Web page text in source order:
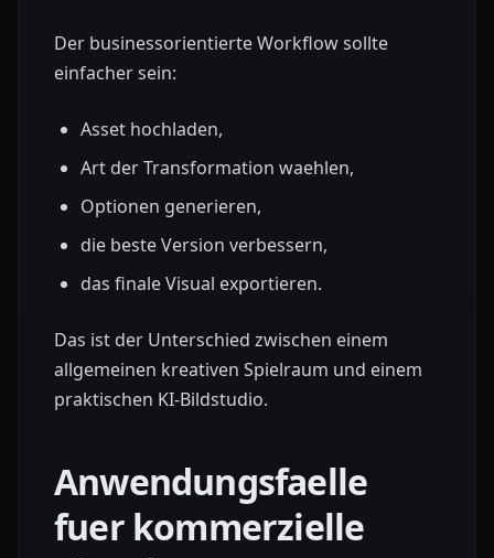
Der businessorientierte Workflow sollte
einfacher sein:
Asset hochladen,
Art der Transformation waehlen,
Optionen generieren,
die beste Version verbessern,
das finale Visual exportieren.
Das ist der Unterschied zwischen einem
allgemeinen kreativen Spielraum und einem
praktischen KI-Bildstudio.
Anwendungsfaelle
fuer kommerzielle